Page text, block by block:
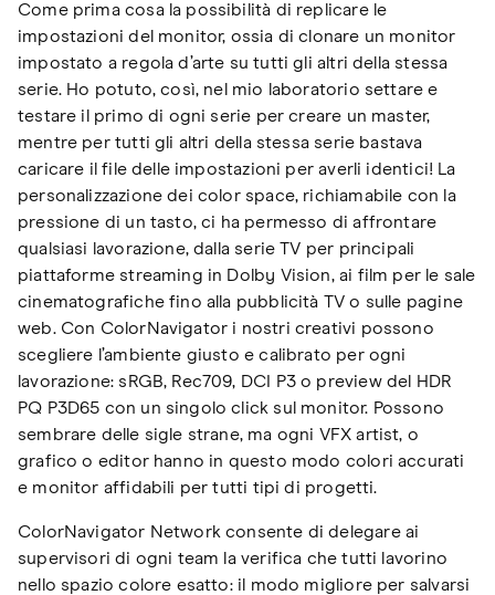
Come prima cosa la possibilità di replicare le
impostazioni del monitor, ossia di clonare un monitor
impostato a regola d’arte su tutti gli altri della stessa
serie. Ho potuto, così, nel mio laboratorio settare e
testare il primo di ogni serie per creare un master,
mentre per tutti gli altri della stessa serie bastava
caricare il file delle impostazioni per averli identici! La
personalizzazione dei color space, richiamabile con la
pressione di un tasto, ci ha permesso di affrontare
qualsiasi lavorazione, dalla serie TV per principali
piattaforme streaming in Dolby Vision, ai film per le sale
cinematografiche fino alla pubblicità TV o sulle pagine
web. Con ColorNavigator i nostri creativi possono
scegliere l’ambiente giusto e calibrato per ogni
lavorazione: sRGB, Rec709, DCI P3 o preview del HDR
PQ P3D65 con un singolo click sul monitor. Possono
sembrare delle sigle strane, ma ogni VFX artist, o
grafico o editor hanno in questo modo colori accurati
e monitor affidabili per tutti tipi di progetti.
ColorNavigator Network consente di delegare ai
supervisori di ogni team la verifica che tutti lavorino
nello spazio colore esatto: il modo migliore per salvarsi